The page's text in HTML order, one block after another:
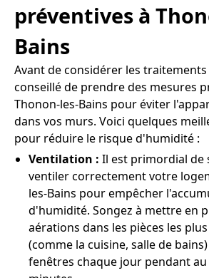
préventives à
Bains
Avant de considérer les
conseillé de prendre des mesures
Thonon-les-Bains pour éviter
dans vos murs. Voici quelques
pour réduire le risque d'humidité :
Ventilation : Il est primordial de
ventiler correctement votre
les-Bains pour empêcher
d'humidité. Songez à mettre en
aérations dans les pièces les
(comme la cuisine, salle de
fenêtres chaque jour pendant